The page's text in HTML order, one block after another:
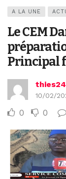
A LA UNE
Le CEM
Principal
thies24
10/02/
0 0